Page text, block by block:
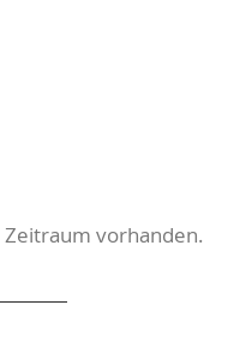
vorhanden.